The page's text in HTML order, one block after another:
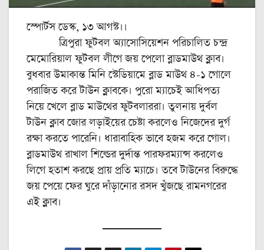
স্পোর্টস ডেস্ক, ১৩ আগস্ট।।
ত্রিপুরা ফুটবল অ্যাসোসিয়েশন পরিচালিত চন্দ্র
মেমোরিয়াল ফুটবল লীগে জয় পেলো ব্লাডমাউথ ক্লাব।
বুধবার উমাকান্ত মিনি স্টেডিয়ামে ব্লাড মাউথ ৪-১ গোলে
পরাজিত করে টাউন ক্লাবকে। পুরো ম্যাচেই আধিপত্য
নিয়ে খেলে ব্লাড মাউথের ফুটবলাররা। তুলনায় দুর্বল
টাউন ক্লাব জোর লড়াইয়ের চেষ্টা করলেও নিজেদের দুর্গ
রক্ষা করতে পারেনি। ধারাবাহিক ভাবে হজম করে গোল।
ব্লাডমাউথ রাখাল শিল্ডের দুর্দান্ত পারফরম্যান্স করলেও
লিগে হতাশ করছে প্রায় প্রতি ম্যাচে। তবে টাউনের বিরুদ্ধে
জয় পেয়ে ফের ঘুরে দাঁড়ানোর রসদ খুঁজছে রামনগরের
এই ক্লাব।